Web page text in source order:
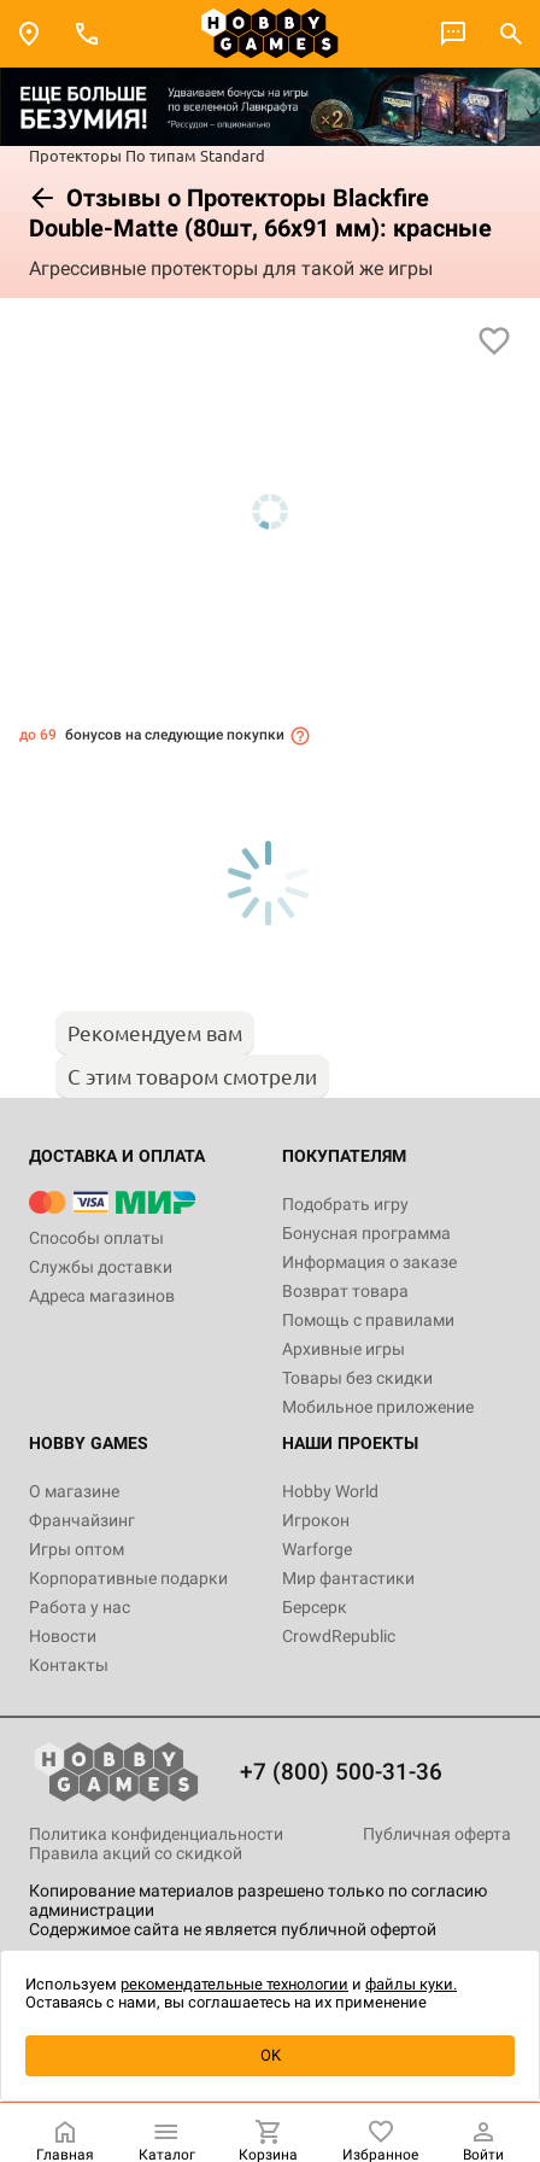
Протекторы По типам Standard
Отзывы о Протекторы Blackfire
Double-Matte (80шт, 66х91 мм): красные
Агрессивные протекторы для такой же игры
Уведомить о наличии
до 69 бонусов на следующие покупки
Рекомендуем вам
С этим товаром смотрели
ДОСТАВКА И ОПЛАТА
Способы оплаты
Службы доставки
Адреса магазинов
ПОКУПАТЕЛЯМ
Подобрать игру
Бонусная программа
Информация о заказе
Возврат товара
Помощь с правилами
Архивные игры
Товары без скидки
Мобильное приложение
HOBBY GAMES
О магазине
Франчайзинг
Игры оптом
Корпоративные подарки
Работа у нас
Новости
Контакты
НАШИ ПРОЕКТЫ
Hobby World
Игрокон
Warforge
Мир фантастики
Берсерк
CrowdRepublic
+7 (800) 500-31-36
Копирование материалов разрешено только по согласию
администрации
Содержимое сайта не является публичной офертой
Политика конфиденциальности
Публичная оферта
Правила акций со скидкой
технологии.
Главная Каталог Корзина Избранное Войти
Используем рекомендательные технологии и файлы куки.
Оставаясь с нами, вы соглашаетесь на их применение
OK